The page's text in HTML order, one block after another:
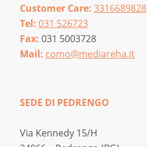
Customer Care: 3316689828
Tel: 031 526723
Fax: 031 5003728
Mail: como@mediareha.it
SEDE DI PEDRENGO
Via Kennedy 15/H